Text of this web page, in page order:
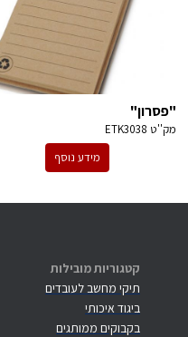
"פסרון"
מק''ט ETK3038
מידע נוסף
קטגוריות מובילות
תיקי מחשב לעובדים
ביגוד איכותי
בקבוקים ממותגים